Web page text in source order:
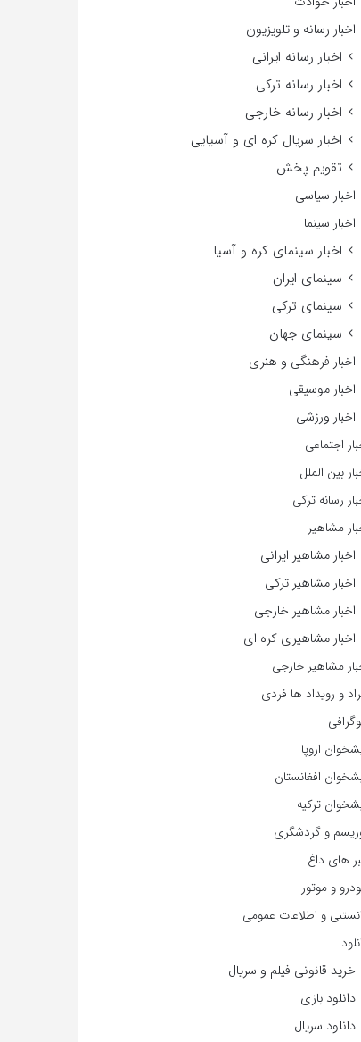
اخبار رسانه و تلویزیون
اخبار رسانه ایرانی
اخبار رسانه ترکی
اخبار رسانه خارجی
اخبار سریال کره ای و آسیایی
تقویم پخش
اخبار سیاسی
اخبار سینما
اخبار سینمای کره و آسیا
سینمای ایران
سینمای ترکی
سینمای جهان
اخبار فرهنگی و هنری
اخبار موسیقی
اخبار ورزشی
اجتماعی
بین الملل
رسانه ترکی
مشاهیر
اخبار مشاهیر ایرانی
اخبار مشاهیر ترکی
اخبار مشاهیر خارجی
اخبار مشاهیری کره ای
مشاهیر خارجی
و رویداد ها فردی
اروپا
افغانستان
ترکیه
و گردشگری
های داغ
و موتور
و اطلاعات عمومی
خرید قانونی فیلم و سریال
دانلود بازی
دانلود سریال